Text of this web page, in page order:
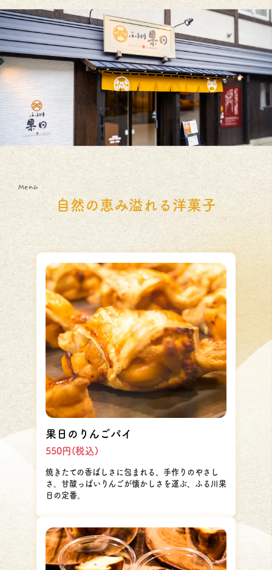
自然の恵み溢れる洋菓子
果日のりんごパイ
550円(税込)
焼きたての香ばしさに包まれる、手作りのやさし
さ。甘酸っぱいりんごが懐かしさを運ぶ、ふる川果
日の定番。